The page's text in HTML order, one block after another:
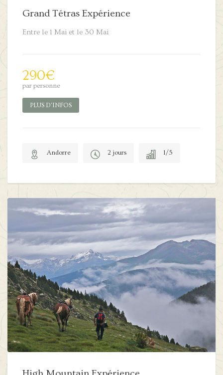
Grand Tétras Expérience
Entre le 1 Mai et le 30 Mai
290€
par personne
PLUS D'INFOS
Andorre 2 jours 1/5